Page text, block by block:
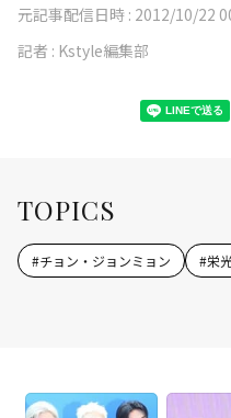
元記事配信日時 : 2012/10/22
記者 : Kstyle編集部
TOPICS
#チョン・ジョンミョン #栄